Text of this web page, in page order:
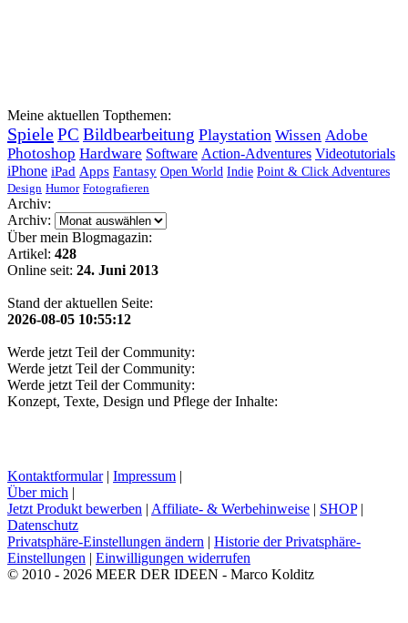
Meine aktuellen Topthemen:
SpielePC Bildbearbeitung Playstation Wissen Adobe
Photoshop Hardware Software Action-Adventures Videotutorials
iPhone iPad Apps Fantasy Open World Indie Point & Click Adventures
Design Humor Fotografieren
Archiv:
Archiv:
Über mein Blogmagazin:
Artikel: 428
Online seit: 24. Juni 2013
Stand der aktuellen Seite:
2026-08-05 10:55:12
Werde jetzt Teil der Community:
Werde jetzt Teil der Community:
Werde jetzt Teil der Community:
Konzept, Texte, Design und Pflege der Inhalte:
Kontaktformular| Impressum |
Über mich |
Jetzt Produkt bewerben | Affiliate- & Werbehinweise | SHOP|
Datenschutz
Privatsphäre-Einstellungen ändern | Historie der Privatsphäre-
Einstellungen | Einwilligungen widerrufen
© 2010 - 2026 MEER DER IDEEN - Marco Kolditz